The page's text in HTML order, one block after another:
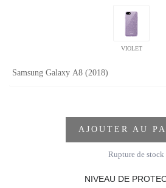
VIOLET
AJOUTER AU
Rupture de stock
NIVEAU DE